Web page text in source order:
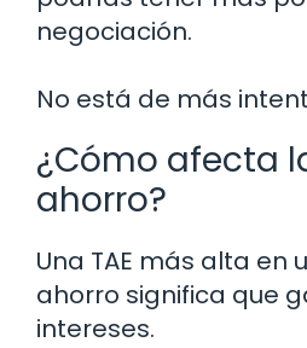
negociación.
No está de más
¿Cómo afecta
ahorro?
Una TAE más alta en
ahorro significa que
intereses.